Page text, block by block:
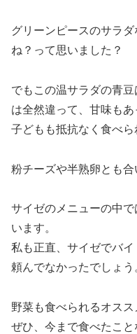
グリーンピースのサラ
ね？って思いました？
でもこの温サラダの青
は全然違って、甘味もあ
子どもも抵抗なく食べら
粉チーズや半熟卵とも合
サイゼのメニューの中
います。
私も正直、サイゼでバ
頼んでなかったでしょう
野菜も食べられるオス
ぜひ、今まで食べたこ